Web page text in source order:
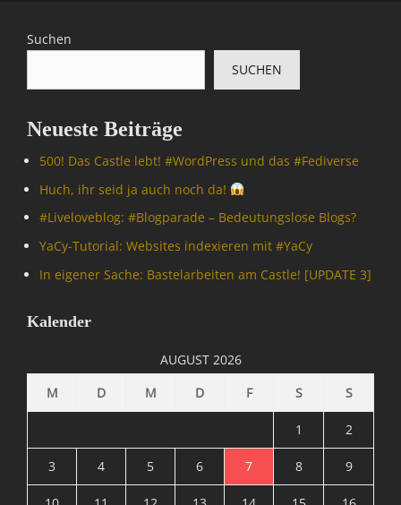
p
t
r
I
e
e
n
Suchen
SUCHEN
Neueste Beiträge
500! Das Castle lebt! #WordPress und das #Fediverse
Huch, ihr seid ja auch noch da!
#Livelove­blog: #Blogparade – Bedeutungslose Blogs?
YaCy-Tutorial: Websites indexieren mit #YaCy
In eigener Sache: Bastelarbeiten am Castle! [UPDATE 3]
Kalender
AUGUST 2026
M
D M D F S S
1 2
3 4 5 6 7 8 9